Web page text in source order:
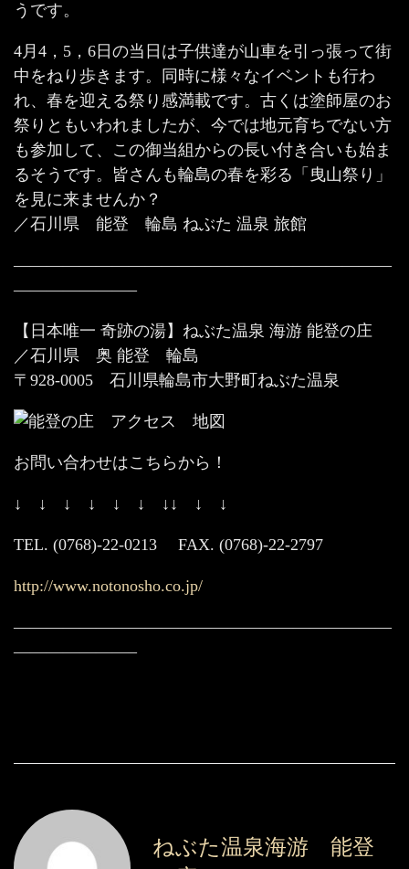
うです。
4月4，5，6日の当日は子供達が山車を引っ張って街
中をねり歩きます。同時に様々なイベントも行わ
れ、春を迎える祭り感満載です。古くは塗師屋のお
祭りともいわれましたが、今では地元育ちでない方
も参加して、この御当組からの長い付き合いも始ま
るそうです。皆さんも輪島の春を彩る「曳山祭り」
を見に来ませんか？
／石川県 能登 輪島 ねぶた 温泉 旅館
———————————————————————
———————–
【日本唯一 奇跡の湯】ねぶた温泉 海游 能登の庄
／石川県 奥 能登 輪島
〒928-0005 石川県輪島市大野町ねぶた温泉
お問い合わせはこちらから！
↓ ↓ ↓ ↓ ↓ ↓ ↓↓ ↓ ↓
TEL. (0768)-22-0213 FAX. (0768)-22-2797
http://www.notonosho.co.jp/
———————————————————————
———————–
ねぶた温泉海游 能登